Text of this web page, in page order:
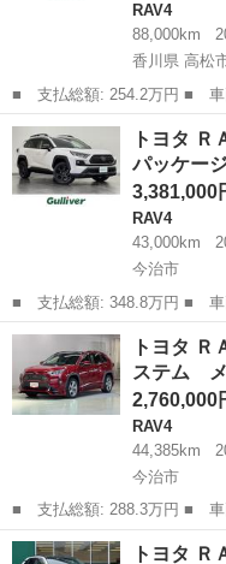
RAV4
88,000km
香川県 高松
■ 支払総額: 254.2万円 ■ 車両本体価格： 2,482,000 円 ■ メーカ
ー名： トヨタ ■ 車種名
ッケージ 禁煙車 純正ナ
デジタル...
香川 高松市 RAV4
トヨタ
パッケー
3,381,000
RAV4
43,000km
今治市
■ 支払総額: 348.8万円 ■ 車両本体価格： 3,381,000 円 ■ メーカ
ー名： トヨタ ■ 車種名：
チャー オフロードパッケー
ックビュ...
愛媛 今治市 RAV4
トヨタ
ステム
2,760,000
RAV4
44,385km
今治市
■ 支払総額: 288.3万円 ■ 車両本体価格： 2,760,000 円 ■ メーカ
ー名： トヨタ ■ 車種名
Ｄ 衝突被害軽減システム
愛媛 今治市 RAV4
トヨタ